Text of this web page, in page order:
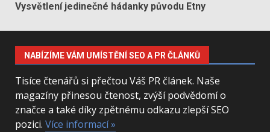
Vysvětlení jedinečné hádanky původu Etny
NABÍZÍME VÁM UMÍSTĚNÍ SEO A PR ČLÁNKŮ
Tisíce čtenářů si přečtou Váš PR článek. Naše
magazíny přinesou čtenost, zvýší podvědomí o
značce a také díky zpětnému odkazu zlepší SEO
pozici. Více informací »